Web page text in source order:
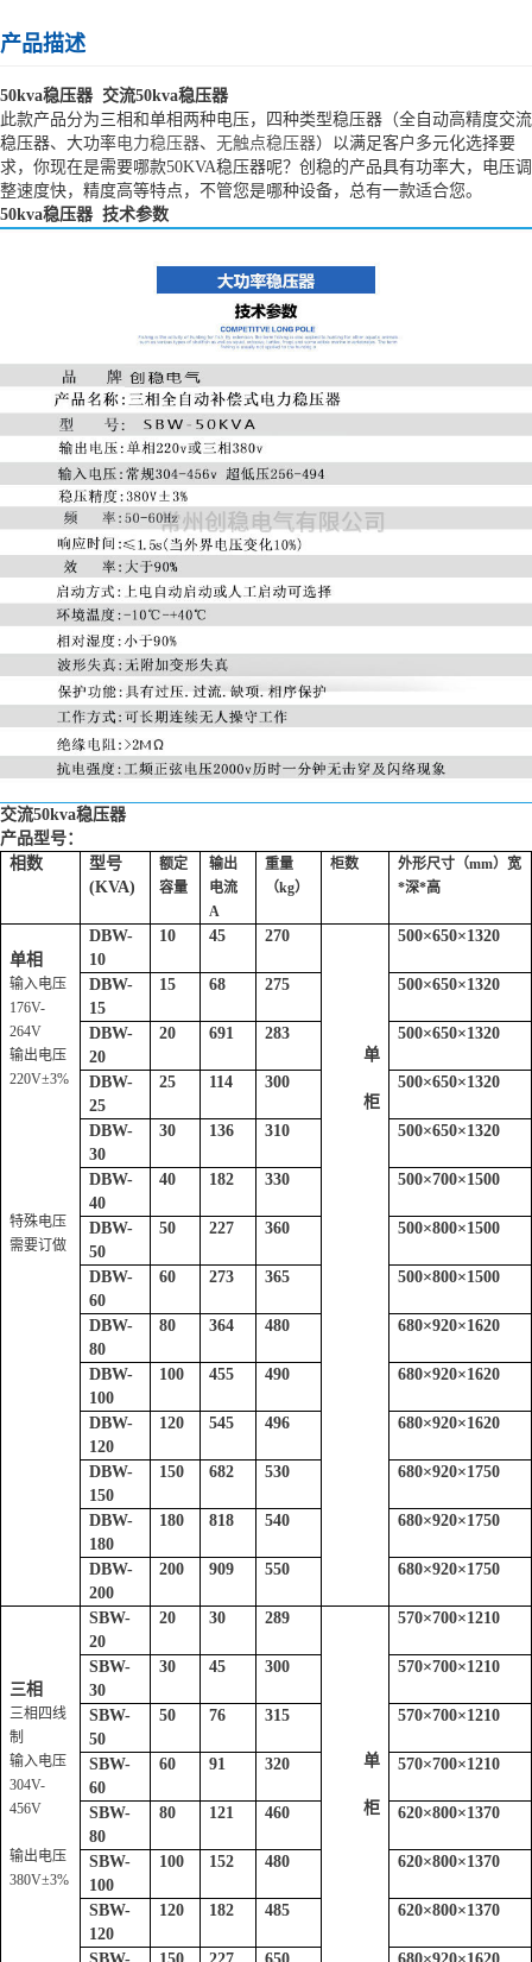
产品描述
50kva稳压器 交流50kva稳压器
此款产品分为三相和单相两种电压，四种类型稳压器（全自动高精度交流
稳压器、大功率电力稳压器、 无触点稳压器）以满足客户多元化选择要
求，你现在是需要哪款50KVA稳压器呢？创稳的产品具有功率大，电压调
整速度快，精度高等特点，不管您是哪种设备，总有一款适合您。
50kva稳压器 技术参数
交流50kva稳压器
产品型号：
相数
型号
(KVA)
额定
容量
输出
电流
A
重量
（kg）
柜数
外形尺寸（mm）宽
*深*高
单相
输入电压
176V-
264V
输出电压
220V±3%
特殊电压
需要订做
DBW-
10
10 45 270
单
柜
500×650×1320
DBW-
15
15 68 275 500×650×1320
DBW-
20
20 691 283 500×650×1320
DBW-
25
25 114 300 500×650×1320
DBW-
30
30 136 310 500×650×1320
DBW-
40
40 182 330 500×700×1500
DBW-
50
50 227 360 500×800×1500
DBW-
60
60 273 365 500×800×1500
DBW-
80
80 364 480 680×920×1620
DBW-
100
100 455 490 680×920×1620
DBW-
120
120 545 496 680×920×1620
DBW-
150
150 682 530 680×920×1750
DBW-
180
180 818 540 680×920×1750
DBW-
200
200 909 550 680×920×1750
三相
三相四线
制
输入电压
304V-
456V
输出电压
380V±3%
SBW-
20
20 30 289
单
柜
570×700×1210
SBW-
30
30 45 300 570×700×1210
SBW-
50
50 76 315 570×700×1210
SBW-
60
60 91 320 570×700×1210
SBW-
80
80 121 460 620×800×1370
SBW-
100
100 152 480 620×800×1370
SBW-
120
120 182 485 620×800×1370